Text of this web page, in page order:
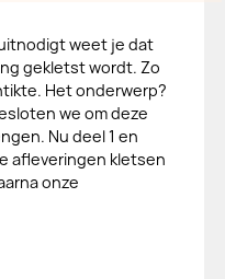
weet je dat
gekletst wordt. Zo
Het onderwerp?
we om deze
Nu deel 1 en
afleveringen kletsen
onze